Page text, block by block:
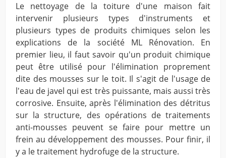
Le nettoyage de la toiture d'une maison fait
intervenir plusieurs types d'instruments et
plusieurs types de produits chimiques selon les
explications de la société ML Rénovation. En
premier lieu, il faut savoir qu'un produit chimique
peut être utilisé pour l'élimination proprement
dite des mousses sur le toit. Il s'agit de l'usage de
l'eau de javel qui est très puissante, mais aussi très
corrosive. Ensuite, après l'élimination des détritus
sur la structure, des opérations de traitements
anti-mousses peuvent se faire pour mettre un
frein au développement des mousses. Pour finir, il
y a le traitement hydrofuge de la structure.